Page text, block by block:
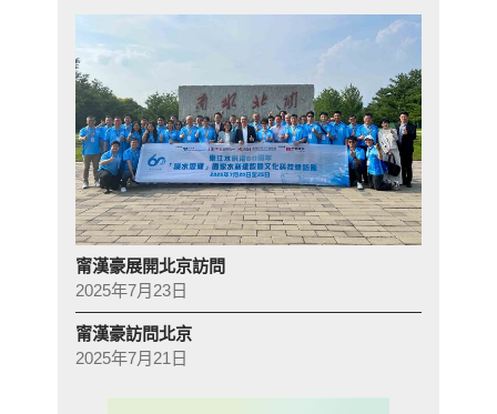
甯漢豪展開北京訪問
2025年7月23日
甯漢豪訪問北京
2025年7月21日